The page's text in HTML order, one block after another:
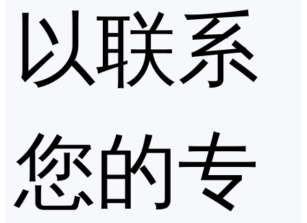
以联系
您的专